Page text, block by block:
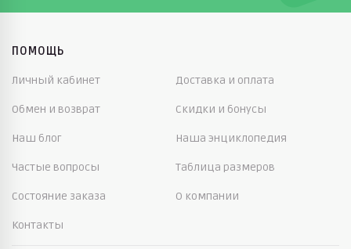
ПОМОЩЬ
Личный кабинет Доставка и оплата
Обмен и возврат Скидки и бонусы
Наш блог Наша энциклопедия
Частые вопросы Таблица размеров
Состояние заказа О компании
Контакты